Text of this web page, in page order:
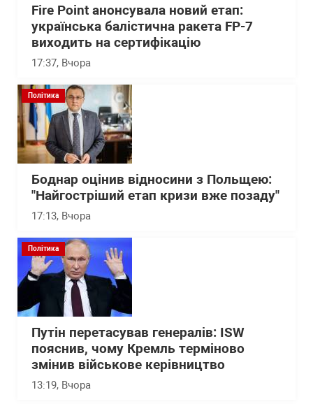
Fire Point анонсувала новий етап:
українська балістична ракета FP-7
виходить на сертифікацію
17:37, Вчора
Політика
Боднар оцінив відносини з Польщею:
"Найгостріший етап кризи вже позаду"
17:13, Вчора
Політика
Путін перетасував генералів: ISW
пояснив, чому Кремль терміново
змінив військове керівництво
13:19, Вчора